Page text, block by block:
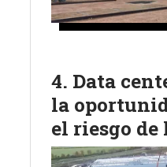
Data
la
el riesgo